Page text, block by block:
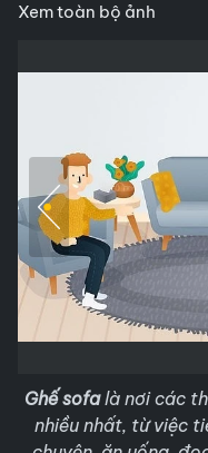
Xem toàn bộ ảnh
Ghế sofalà nơi các
nhiều nhất, từ việc